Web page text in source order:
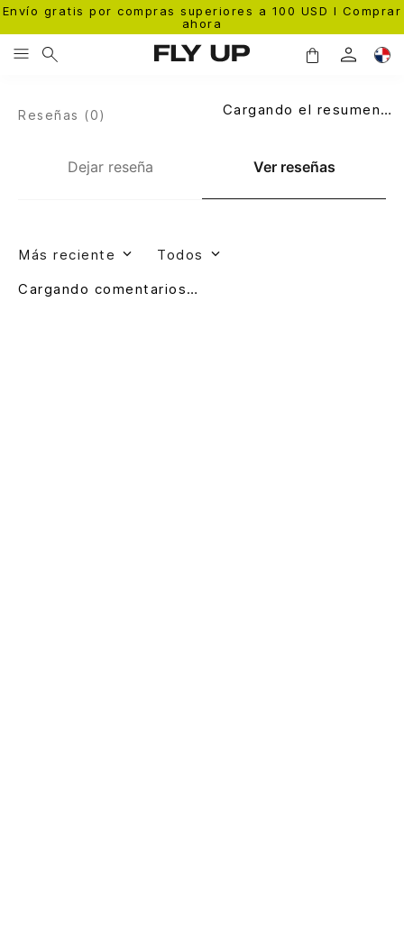
Envío gratis por compras superiores a 100 USD l Comprar
ahora
Dejar reseña Ver reseñas
Reseñas (0) Cargando el resumen…
Más reciente Todos
Cargando comentarios…